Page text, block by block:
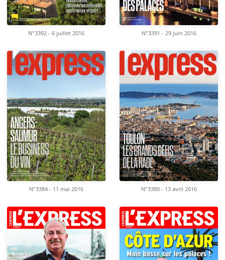
N°3392 - 6 juillet 2016 N°3391 - 29 juin 2016
N°3384 - 11 mai 2016 N°3380 - 13 avril 2016